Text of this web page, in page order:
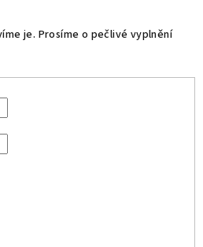
je. Prosíme o pečlivé vyplnění